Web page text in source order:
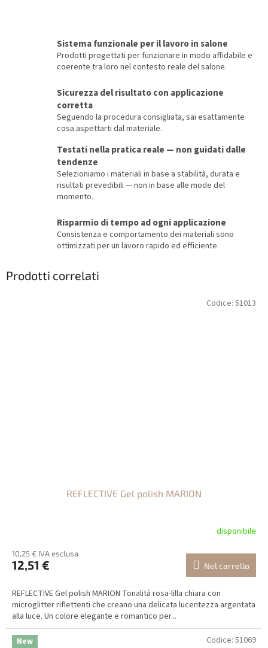
Sistema funzionale per il lavoro in salone
Prodotti progettati per funzionare in modo affidabile e
coerente tra loro nel contesto reale del salone.
Sicurezza del risultato con applicazione
corretta
Seguendo la procedura consigliata, sai esattamente
cosa aspettarti dal materiale.
Testati nella pratica reale — non guidati dalle
tendenze
Selezioniamo i materiali in base a stabilità, durata e
risultati prevedibili — non in base alle mode del
momento.
Risparmio di tempo ad ogni applicazione
Consistenza e comportamento dei materiali sono
ottimizzati per un lavoro rapido ed efficiente.
Prodotti correlati
REFLECTIVE Gel polish MARION
disponibile
10,25 € IVA esclusa
12,51 € Nel carrello
REFLECTIVE Gel polish MARION Tonalità rosa-lilla chiara con
microglitter riflettenti che creano una delicata lucentezza argentata
alla luce. Un colore elegante e romantico per...
Codice: 51013
New Codice: 51069